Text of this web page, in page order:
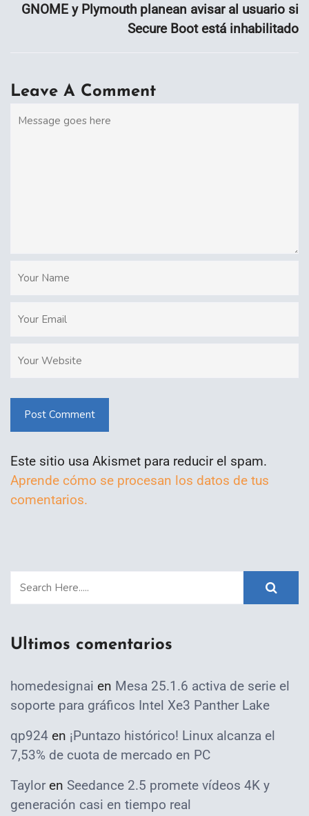
GNOME y Plymouth planean avisar al usuario si
Secure Boot está inhabilitado
Leave A Comment
Post Comment
Este sitio usa Akismet para reducir el spam.
Aprende cómo se procesan los datos de tus
comentarios.
Ultimos comentarios
homedesignai en Mesa 25.1.6 activa de serie el
soporte para gráficos Intel Xe3 Panther Lake
qp924 en ¡Puntazo histórico! Linux alcanza el
7,53% de cuota de mercado en PC
Taylor en Seedance 2.5 promete vídeos 4K y
generación casi en tiempo real